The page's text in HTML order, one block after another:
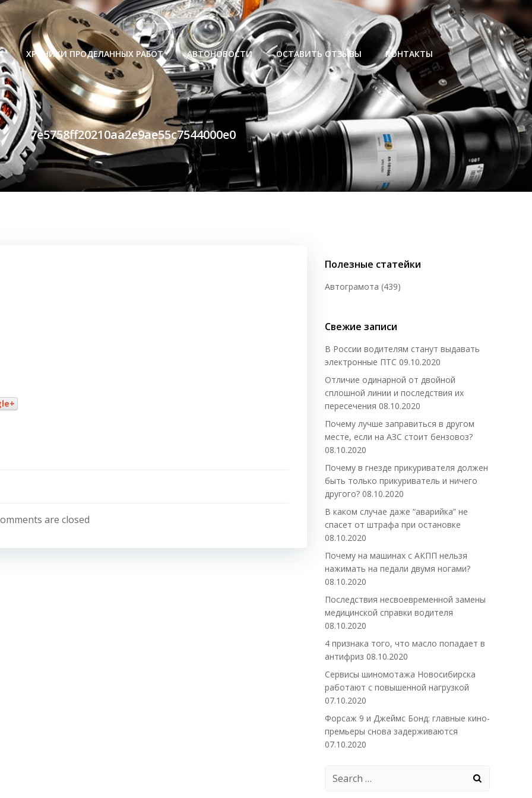
ХРОНИКИ ПРОДЕЛАННЫХ РАБОТ АВТОНОВОСТИ ОСТАВИТЬ ОТЗЫВЫ КОНТАКТЫ
7e5758ff20210aa2e9ae55c7544000e0
are closed
Полезные статейки
Автограмота (439)
Свежие записи
В России водителям станут выдавать
электронные ПТС 09.10.2020
Отличие одинарной от двойной
сплошной линии и последствия их
пересечения 08.10.2020
Почему лучше заправиться в другом
месте, если на АЗС стоит бензовоз?
08.10.2020
Почему в гнезде прикуривателя должен
быть только прикуриватель и ничего
другого? 08.10.2020
В каком случае даже “аварийка” не
спасет от штрафа при остановке
08.10.2020
Почему на машинах с АКПП нельзя
нажимать на педали двумя ногами?
08.10.2020
Последствия несвоевременной замены
медицинской справки водителя
08.10.2020
4 признака того, что масло попадает в
антифриз 08.10.2020
Сервисы шиномотажа Новосибирска
работают с повышенной нагрузкой
07.10.2020
Форсаж 9 и Джеймс Бонд: главные кино-
премьеры снова задерживаются
07.10.2020
Search